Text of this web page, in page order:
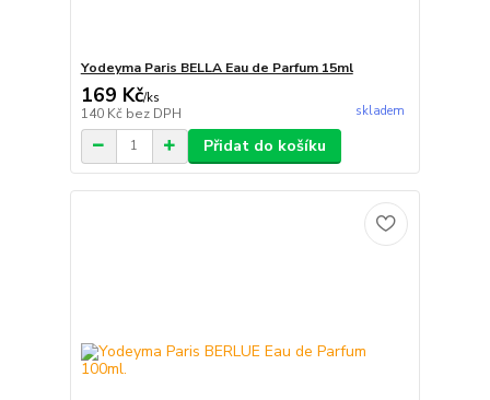
Yodeyma Paris BELLA Eau de Parfum 15ml
169 Kč/ks
140 Kč bez DPH skladem
Přidat do košíku